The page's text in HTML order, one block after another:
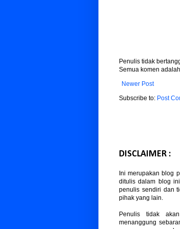
Penulis tidak
Semua komen
Newer Post
Subscribe to: Post
DISCLAIMER :
Ini merupakan blog
ditulis dalam blog
penulis sendiri dan
pihak yang lain.
Penulis tidak
menanggung